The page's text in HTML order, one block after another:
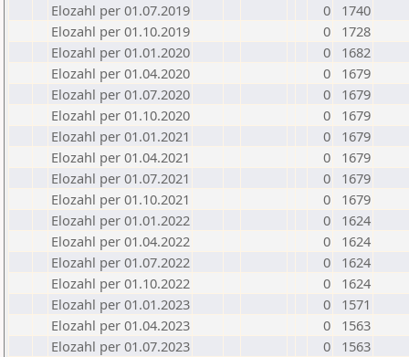
Elozahl per 01.07.2019
0
1740
Elozahl per 01.10.2019
0
1728
Elozahl per 01.01.2020
0
1682
Elozahl per 01.04.2020
0
1679
Elozahl per 01.07.2020
0
1679
Elozahl per 01.10.2020
0
1679
Elozahl per 01.01.2021
0
1679
Elozahl per 01.04.2021
0
1679
Elozahl per 01.07.2021
0
1679
Elozahl per 01.10.2021
0
1679
Elozahl per 01.01.2022
0
1624
Elozahl per 01.04.2022
0
1624
Elozahl per 01.07.2022
0
1624
Elozahl per 01.10.2022
0
1624
Elozahl per 01.01.2023
0
1571
Elozahl per 01.04.2023
0
1563
Elozahl per 01.07.2023
0
1563